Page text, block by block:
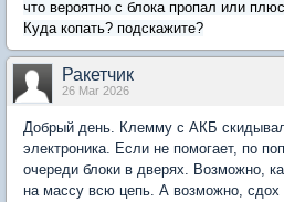
что вероятно с блока пропал или
Куда копать? подскажите?
Ракетчик
26 Mar 2026
Добрый день. Клемму с АКБ
электроника. Если не помогает, по
очереди блоки в дверях. Возможно,
на массу всю цепь. А возможно, сдох